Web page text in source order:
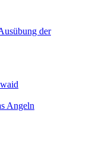
der
Angeln